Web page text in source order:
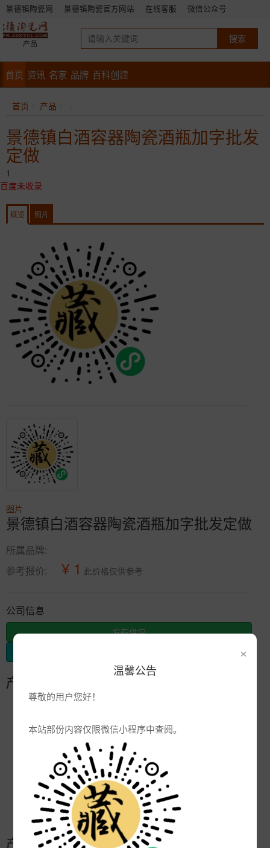
×
温馨公告
尊敬的用户您好！
本站部份内容仅限微信小程序中查阅。
景德镇陶瓷网 景德镇陶瓷官方网站 在线客服 微信公众号
产品
首页 资讯 名家 品牌 百科创建
首页 产品
景德镇白酒容器陶瓷酒瓶加字批发
定做
1
百度未收录
概览 图片
图片
景德镇白酒容器陶瓷酒瓶加字批发定做
所属品牌:
参考报价:
¥ 1 此价格仅供参考
公司信息
发布供应
产品参数
品牌:
景德镇
3059
厂商:
陶瓷杯子定制厂家
更新:
2022-09-26 15:13:06
产品简介